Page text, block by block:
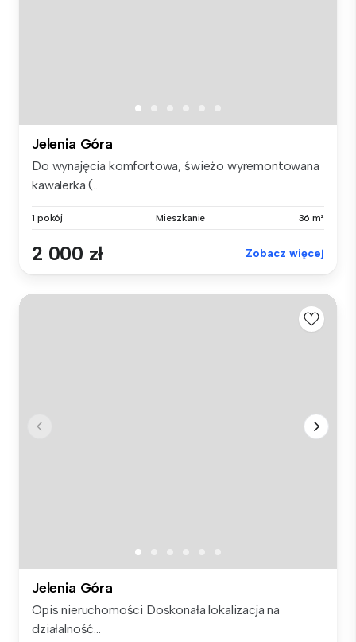
Jelenia Góra
Do wynajęcia komfortowa, świeżo wyremontowana
kawalerka (...
1 pokój Mieszkanie 36 m²
2 000 zł Zobacz więcej
Jelenia Góra
Opis nieruchomości Doskonała lokalizacja na
działalność...